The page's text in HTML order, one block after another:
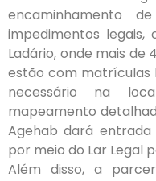
encaminhamento
impedimentos
Ladário, onde mais
estão com matrículas
necessário na
mapeamento
Agehab dará
por meio do Lar Legal
Além disso, a